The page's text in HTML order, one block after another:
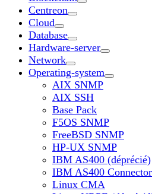
Centreon
Cloud
Database
Hardware-server
Network
Operating-system
AIX SNMP
AIX SSH
Base Pack
F5OS SNMP
FreeBSD SNMP
HP-UX SNMP
IBM AS400 (déprécié)
IBM AS400 Connector
Linux CMA